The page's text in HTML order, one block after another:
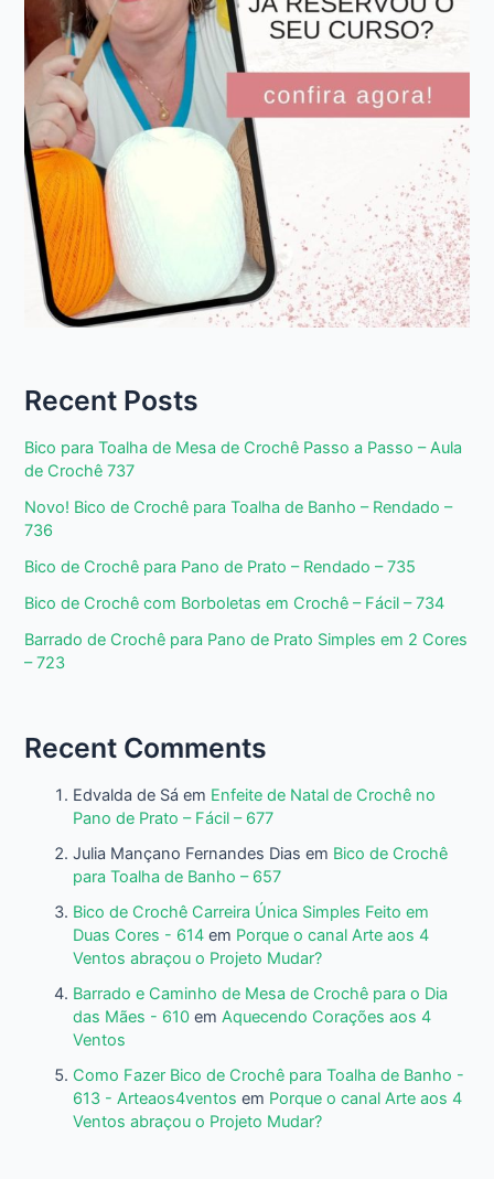
Recent Posts
Bico para Toalha de Mesa de Crochê Passo a Passo – Aula
de Crochê 737
Novo! Bico de Crochê para Toalha de Banho – Rendado –
736
Bico de Crochê para Pano de Prato – Rendado – 735
Bico de Crochê com Borboletas em Crochê – Fácil – 734
Barrado de Crochê para Pano de Prato Simples em 2 Cores
– 723
Recent Comments
Edvalda de Sá em Enfeite de Natal de Crochê no
Pano de Prato – Fácil – 677
Julia Mançano Fernandes Dias em Bico de Crochê
para Toalha de Banho – 657
Bico de Crochê Carreira Única Simples Feito em
Duas Cores - 614 em Porque o canal Arte aos 4
Ventos abraçou o Projeto Mudar?
Barrado e Caminho de Mesa de Crochê para o Dia
das Mães - 610 emAquecendo Corações aos 4
Ventos
Como Fazer Bico de Crochê para Toalha de Banho -
613 - Arteaos4ventos em Porque o canal Arte aos 4
Ventos abraçou o Projeto Mudar?